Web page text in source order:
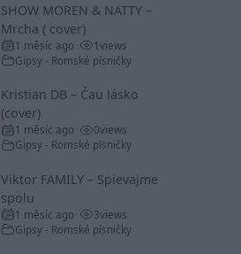
SHOW MOREN & NATTY –
Mrcha ( cover)
1 měsíc ago 1views
Gipsy - Romské písničky
Kristian DB – Čau lásko
(cover)
1 měsíc ago 0views
Gipsy - Romské písničky
Viktor FAMILY – Spievajme
spolu
1 měsíc ago 3views
Gipsy - Romské písničky